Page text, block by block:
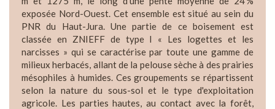
exposée Nord-Ouest. Cet ensemble est situé au sein du
PNR du Haut-Jura. Une partie de ce boisement est
classée en ZNIEFF de type I « Les logettes et les
narcisses » qui se caractérise par toute une gamme de
milieux herbacés, allant de la pelouse sèche à des prairies
mésophiles à humides. Ces groupements se répartissent
selon la nature du sous-sol et le type d'exploitation
agricole. Les parties hautes, au contact avec la forêt,